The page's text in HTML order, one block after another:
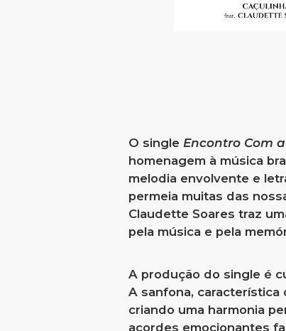
O singleEncontro Com
homenagem à música
melodia envolvente e
permeia muitas das
Claudette Soares traz
pela música e pela
A produção do single é
A sanfona, característica
criando uma harmonia
acordes emocionantes